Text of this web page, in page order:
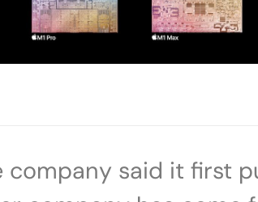
company said it first